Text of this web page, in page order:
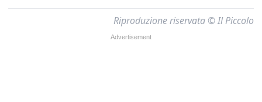
Riproduzione riservata © Il Piccolo